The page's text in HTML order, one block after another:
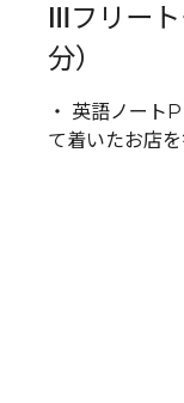
Ⅲフリート
分）
・ 英語ノート
て着いたお店を